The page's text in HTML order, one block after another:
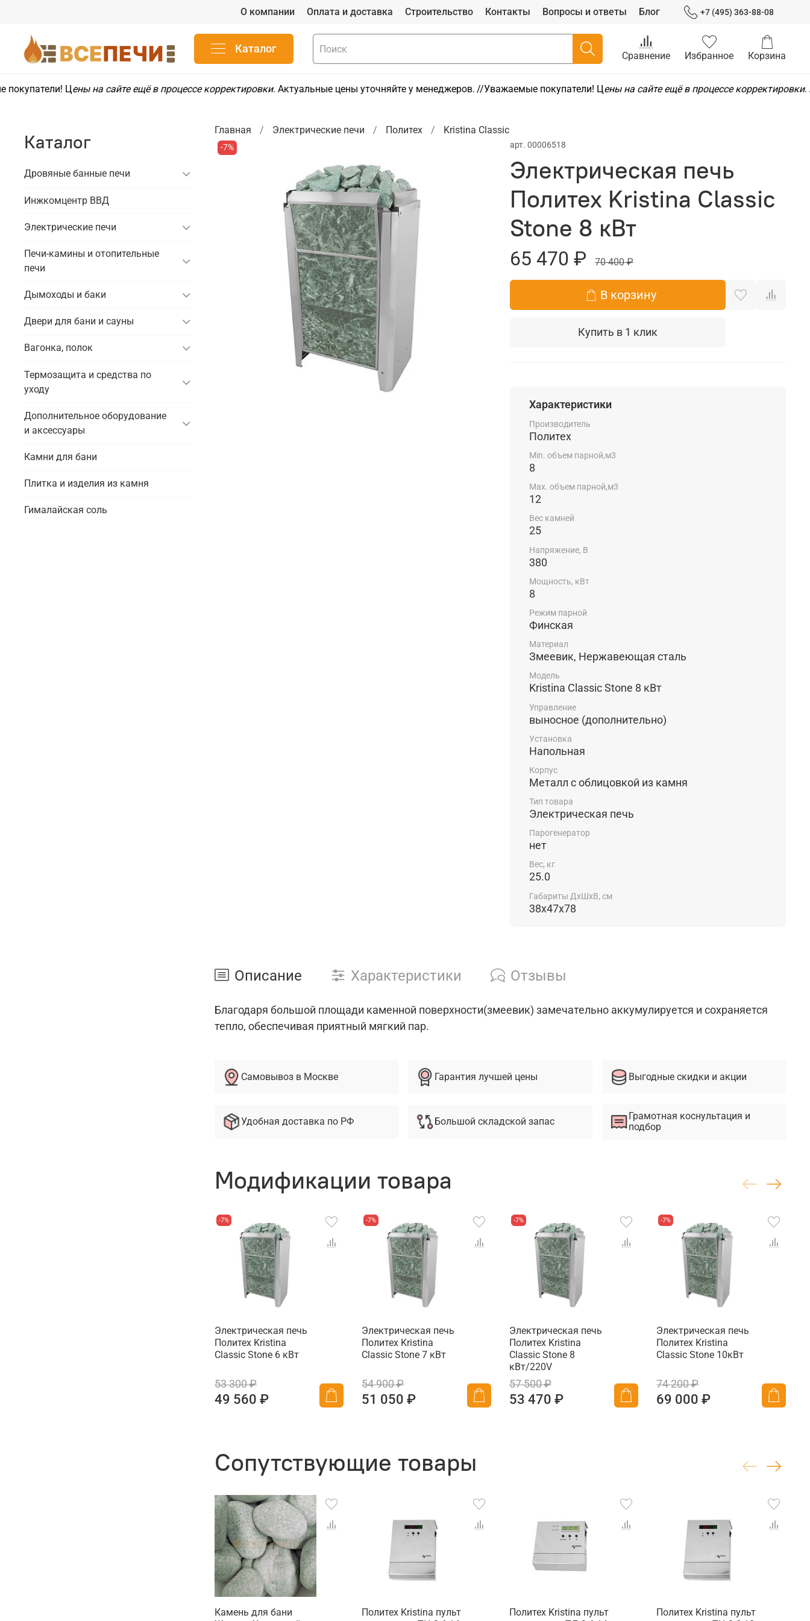
О компании Оплата и доставка Строительство Контакты Вопросы и ответы Блог +7 (495) 363-88-08
Каталог
Сравнение Избранное Корзина
Ц ены на сайте ещё в процессе корректировки. Актуальные цены уточняйте у менеджеров.//Уважаемые покупатели! Ц ены на сайте ещё в процессе корректировки.
Главная Электрические печи Политех Kristina Classic
-7% арт. 00006518
Электрическая печь
Политех Kristina Classic
Stone 8 кВт
65 470 ₽ 70 400 ₽
В корзину
Купить в 1 клик
Характеристики
Производитель
Политех
Min. объем парной,м3
8
Max. объем парной,м3
12
Вес камней
25
Напряжение, В
380
Мощность, кВт
8
Режим парной
Финская
Материал
Змеевик, Нержавеющая сталь
Модель
Kristina Classic Stone 8 кВт
Управление
выносное (дополнительно)
Установка
Напольная
Корпус
Металл с облицовкой из камня
Тип товара
Электрическая печь
Парогенератор
нет
Вес, кг
25.0
Габариты ДхШхВ, см
38x47x78
Описание Характеристики Отзывы
Благодаря большой площади каменной поверхности(змеевик) замечательно аккумулируется и сохраняется
тепло, обеспечивая приятный мягкий пар.
Самовывоз в Москве
Удобная доставка по РФ
Гарантия лучшей цены
Большой складской запас
Выгодные скидки и акции
Грамотная коснультация и
подбор
Модификации товара
-7%
Электрическая печь
Политех Kristina
Classic Stone 6 кВт
53 300 ₽
49 560 ₽
-7%
Электрическая печь
Политех Kristina
Classic Stone 7 кВт
54 900 ₽
51 050 ₽
-7%
Электрическая печь
Политех Kristina
Classic Stone 8
кВт/220V
57 500 ₽
53 470 ₽
-7%
Электрическая печь
Политех Kristina
Classic Stone 10кВт
74 200 ₽
69 000 ₽
Сопутствующие товары
Камень для бани
Политех Kristina пульт
Политех Kristina пульт
Политех Kristina пульт
Каталог
Дровяные банные печи
Инжкомцентр ВВД
Электрические печи
Печи-камины и отопительные
печи
Дымоходы и баки
Двери для бани и сауны
Вагонка, полок
Термозащита и средства по
уходу
Дополнительное оборудование
и аксессуары
Камни для бани
Плитка и изделия из камня
Гималайская соль